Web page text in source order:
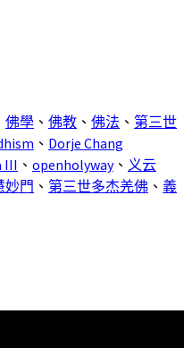
佛學 、 佛教 、 佛法 、 第三世
、 Dorje Chang
III 、 openholyway、 义云
妙門 、 第三世多杰羌佛 、 義